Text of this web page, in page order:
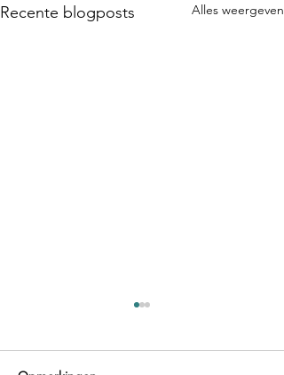
Recente blogposts Alles weergeven